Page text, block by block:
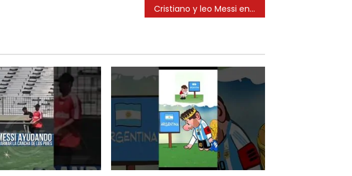
Cristiano y leo Messi en el copa del mundo #realmadrid #barcelona #argentina #portugal #worldcup